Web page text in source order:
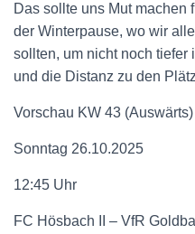
Das sollte uns Mut machen
der Winterpause, wo wir
sollten, um nicht noch tiefer
und die Distanz zu den
Vorschau KW 43 (Auswärts)
Sonntag 26.10.2025
12:45 Uhr
FC Hösbach II – VfR